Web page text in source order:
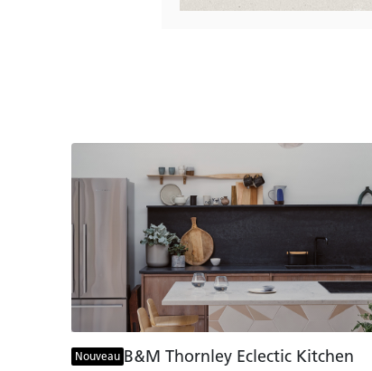
Nouveau B&M Thornley Eclectic Kitchen